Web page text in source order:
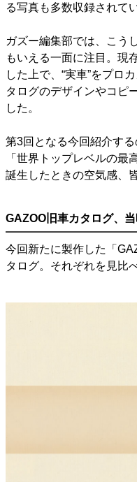
る写真も多数収録されて
ガズー編集部では、こう
もいえる一面に注目。現
した上で、“実車”をプロ
タログのデザインやコピ
した。
第3回となる今回紹介す
「世界トップレベルの最
誕生したときの空気感、
GAZOO旧車カタログ、
今回新たに製作した「
タログ。それぞれを見比